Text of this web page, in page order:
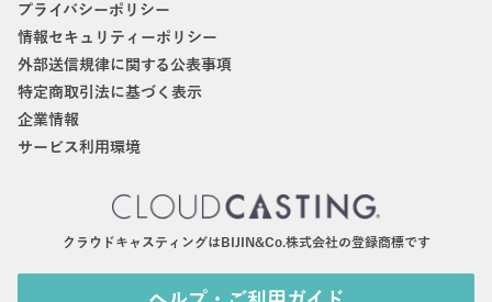
プライバシーポリシー
情報セキュリティーポリシー
外部送信規律に関する公表事項
特定商取引法に基づく表示
企業情報
サービス利用環境
クラウドキャスティングはBIJIN&Co.株式会社の登録商標です